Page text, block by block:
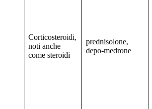
Corticosteroidi,
noti anche
come steroidi
prednisolone,
depo-medrone